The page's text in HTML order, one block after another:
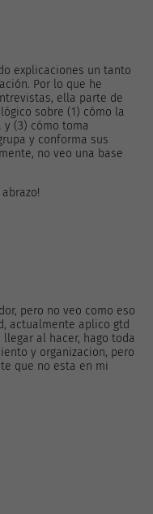
explicaciones un tanto
Por lo que he
ella parte de
sobre (1) cómo la
y (3) cómo toma
y conforma sus
no veo una base
pero no veo como eso
actualmente aplico gtd
al hacer, hago toda
y organizacion, pero
que no esta en mi